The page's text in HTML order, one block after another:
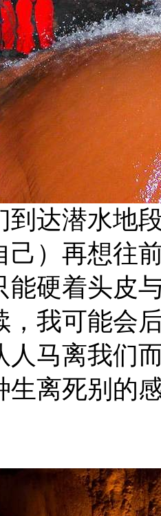
到达潜水地
己）再想往
能硬着头皮
，我可能会
人马离我们
生离死别的